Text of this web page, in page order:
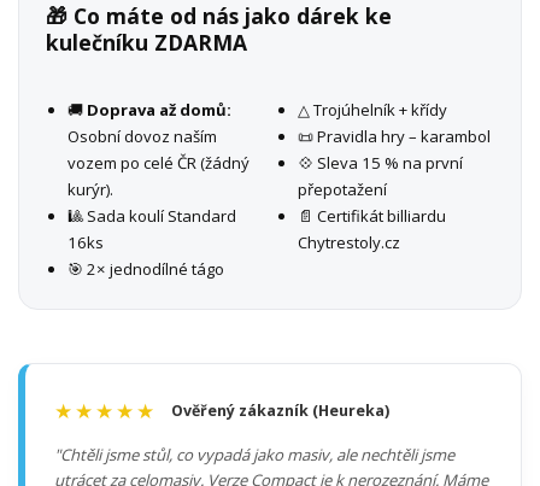
🎁 Co máte od nás jako dárek ke
kulečníku ZDARMA
🚚 Doprava až domů:
Osobní dovoz naším
vozem po celé ČR (žádný
kurýr).
🎱 Sada koulí Standard
16ks
🎯 2× jednodílné tágo
△ Trojúhelník + křídy
📜 Pravidla hry – karambol
💠 Sleva 15 % na první
přepotažení
📄 Certifikát billiardu
Chytrestoly.cz
★★★★★ Ověřený zákazník (Heureka)
"Chtěli jsme stůl, co vypadá jako masiv, ale nechtěli jsme
utrácet za celomasiv. Verze Compact je k nerozeznání. Máme